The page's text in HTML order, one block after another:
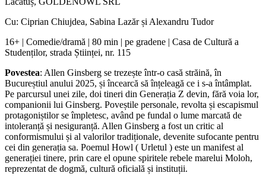
Cu: Ciprian Chiujdea, Sabina Lazăr și Alexandru Tudor
16+ | Comedie/dramă | 80 min | pe gradene | Casa de Cultură a
Studenților, strada Științei, nr. 115
Povestea: Allen Ginsberg se trezește într-o casă străină, în
Bucureștiul anului 2025, și încearcă să înțeleagă ce i s-a întâmplat.
Pe parcursul unei zile, doi tineri din Generația Z devin, fără voia lor,
companionii lui Ginsberg. Poveștile personale, revolta și escapismul
protagoniștilor se împletesc, având pe fundal o lume marcată de
intoleranță și nesiguranță. Allen Ginsberg a fost un critic al
conformismului și al valorilor tradiționale, devenite sufocante pentru
cei din generația sa. Poemul Howl ( Urletul ) este un manifest al
generației tinere, prin care el opune spiritele rebele marelui Moloh,
reprezentat de dogmă, cultură oficială și instituții.